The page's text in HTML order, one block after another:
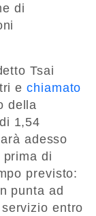
di
Tsai
echiamato
della
1,54
adesso
di
previsto:
punta ad
entro